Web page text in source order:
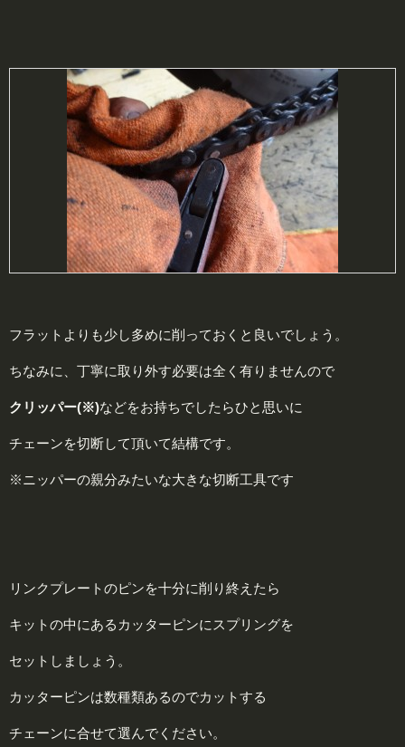
フラットよりも少し多めに削っておくと良いでしょう。
ちなみに、丁寧に取り外す必要は全く有りませんので
クリッパー(※)などをお持ちでしたらひと思いに
チェーンを切断して頂いて結構です。
※ニッパーの親分みたいな大きな切断工具です
リンクプレートのピンを十分に削り終えたら
キットの中にあるカッターピンにスプリングを
セットしましょう。
カッターピンは数種類あるのでカットする
チェーンに合せて選んでください。